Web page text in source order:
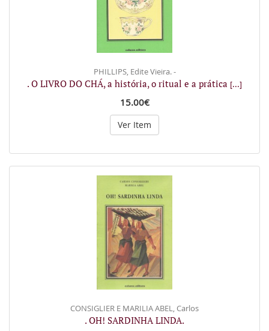
PHILLIPS, Edite Vieira. -
. O LIVRO DO CHÁ, a história, o ritual e a prática [...]
15.00€
Ver Item
CONSIGLIER E MARILIA ABEL, Carlos
. OH! SARDINHA LINDA.